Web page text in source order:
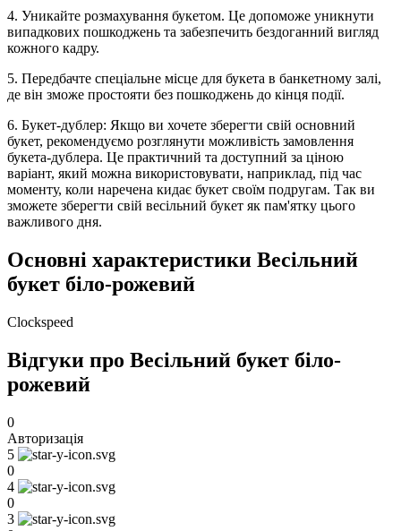
4. Уникайте розмахування букетом. Це допоможе уникнути
випадкових пошкоджень та забезпечить бездоганний вигляд
кожного кадру.
5. Передбачте спеціальне місце для букета в банкетному залі,
де він зможе простояти без пошкоджень до кінця події.
6. Букет-дублер: Якщо ви хочете зберегти свій основний
букет, рекомендуємо розглянути можливість замовлення
букета-дублера. Це практичний та доступний за ціною
варіант, який можна використовувати, наприклад, під час
моменту, коли наречена кидає букет своїм подругам. Так ви
зможете зберегти свій весільний букет як пам'ятку цього
важливого дня.
Основні характеристики Весільний
букет біло-рожевий
Clockspeed
Відгуки про Весільний букет біло-
рожевий
0
Авторизація
5
0
4
0
3